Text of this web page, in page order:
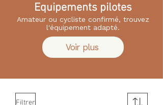
Equipements pilotes
Amateur ou cycliste confirmé, trouvez
l'équipement adapté.
Voir plus
Filtrer